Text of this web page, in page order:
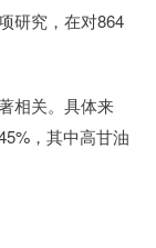
研究，在对864
相关。具体来
，其中高甘油